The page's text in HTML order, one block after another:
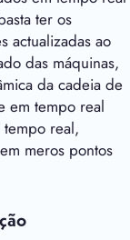
ter os
actualizadas ao
das máquinas,
da cadeia de
em tempo real
real,
meros pontos